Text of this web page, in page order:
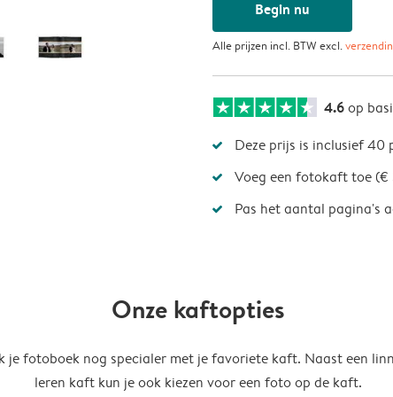
Begin nu
Alle prijzen incl. BTW excl.
4.6op
Deze prijs is inclusief 40
Voeg een fotokaft toe (€
Pas het aantal pagina's
Onze kaftopties
je fotoboek nog specialer met je favoriete kaft. Naast een
leren kaft kun je ook kiezen voor een foto op de kaft.